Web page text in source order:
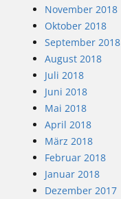
November 2018
Oktober 2018
September 2018
August 2018
Juli 2018
Juni 2018
Mai 2018
April 2018
März 2018
Februar 2018
Januar 2018
Dezember 2017